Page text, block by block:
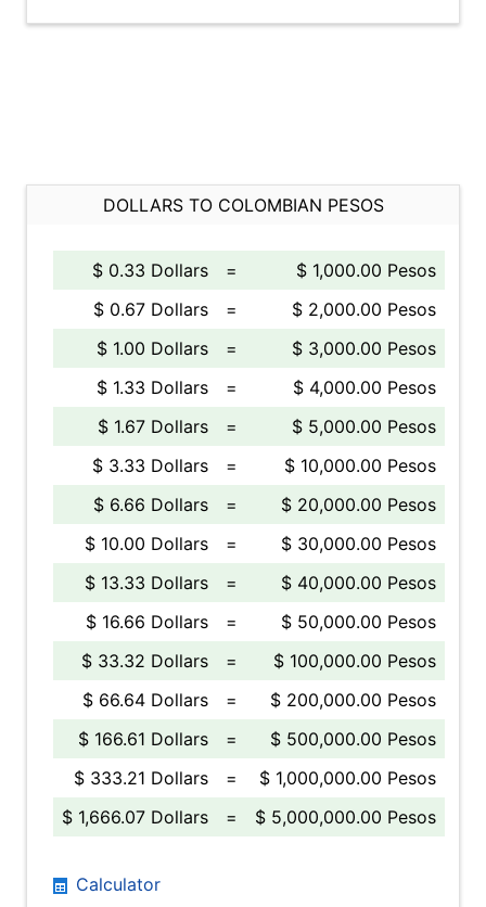
DOLLARS TO COLOMBIAN PESOS
$ 0.33 Dollars =
$ 1,000.00 Pesos
$ 0.67 Dollars
=
$ 2,000.00 Pesos
$ 1.00 Dollars
=
$ 3,000.00 Pesos
$ 1.33 Dollars
=
$ 4,000.00 Pesos
$ 1.67 Dollars
=
$ 5,000.00 Pesos
$ 3.33 Dollars
=
$ 10,000.00 Pesos
$ 6.66 Dollars
=
$ 20,000.00 Pesos
$ 10.00 Dollars
=
$ 30,000.00 Pesos
$ 13.33 Dollars
=
$ 40,000.00 Pesos
$ 16.66 Dollars
=
$ 50,000.00 Pesos
$ 33.32 Dollars
=
$ 100,000.00 Pesos
$ 66.64 Dollars
=
$ 200,000.00 Pesos
$ 166.61 Dollars
=
$ 500,000.00 Pesos
$ 333.21 Dollars
=
$ 1,000,000.00 Pesos
$ 1,666.07 Dollars
= $ 5,000,000.00 Pesos
Calculator